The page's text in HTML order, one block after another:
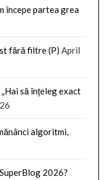
începe partea grea
fără filtre (P) April
să înțeleg exact
algoritmi,
2026?